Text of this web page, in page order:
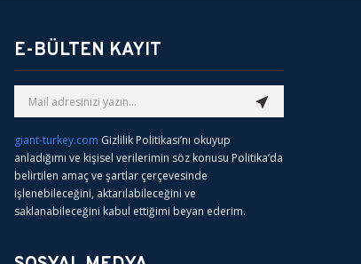
E-BÜLTEN KAYIT
giant-turkey.com Gizlilik Politikası’nı okuyup
anladığımı ve kişisel verilerimin söz konusu Politika’da
belirtilen amaç ve şartlar çerçevesinde
işlenebileceğini, aktarılabileceğini ve
saklanabileceğini kabul ettiğimi beyan ederim.